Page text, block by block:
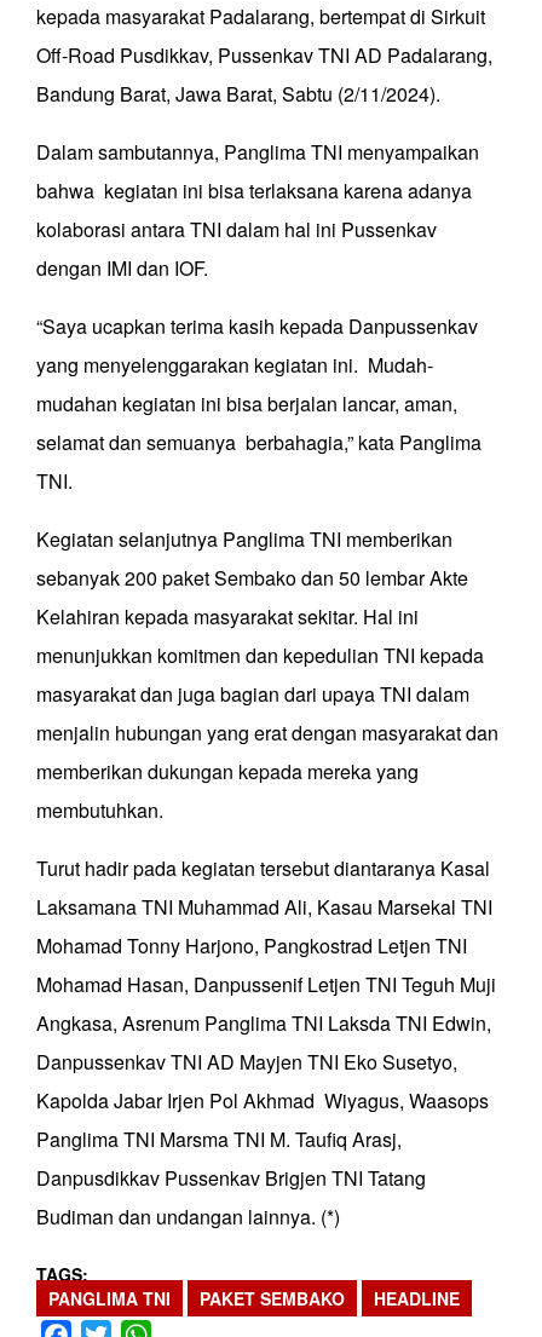
kepada masyarakat Padalarang, bertempat di Sirkuit
Off-Road Pusdikkav, Pussenkav TNI AD Padalarang,
Bandung Barat, Jawa Barat, Sabtu (2/11/2024).
Dalam sambutannya, Panglima TNI menyampaikan
bahwa kegiatan ini bisa terlaksana karena adanya
kolaborasi antara TNI dalam hal ini Pussenkav
dengan IMI dan IOF.
“Saya ucapkan terima kasih kepada Danpussenkav
yang menyelenggarakan kegiatan ini. Mudah-
mudahan kegiatan ini bisa berjalan lancar, aman,
selamat dan semuanya berbahagia,” kata Panglima
TNI.
Kegiatan selanjutnya Panglima TNI memberikan
sebanyak 200 paket Sembako dan 50 lembar Akte
Kelahiran kepada masyarakat sekitar. Hal ini
menunjukkan komitmen dan kepedulian TNI kepada
masyarakat dan juga bagian dari upaya TNI dalam
menjalin hubungan yang erat dengan masyarakat dan
memberikan dukungan kepada mereka yang
membutuhkan.
Turut hadir pada kegiatan tersebut diantaranya Kasal
Laksamana TNI Muhammad Ali, Kasau Marsekal TNI
Mohamad Tonny Harjono, Pangkostrad Letjen TNI
Mohamad Hasan, Danpussenif Letjen TNI Teguh Muji
Angkasa, Asrenum Panglima TNI Laksda TNI Edwin,
Danpussenkav TNI AD Mayjen TNI Eko Susetyo,
Kapolda Jabar Irjen Pol Akhmad Wiyagus, Waasops
Panglima TNI Marsma TNI M. Taufiq Arasj,
Danpusdikkav Pussenkav Brigjen TNI Tatang
Budiman dan undangan lainnya. (*)
TAGS
PANGLIMA TNI
PAKET SEMBAKO HEADLINE